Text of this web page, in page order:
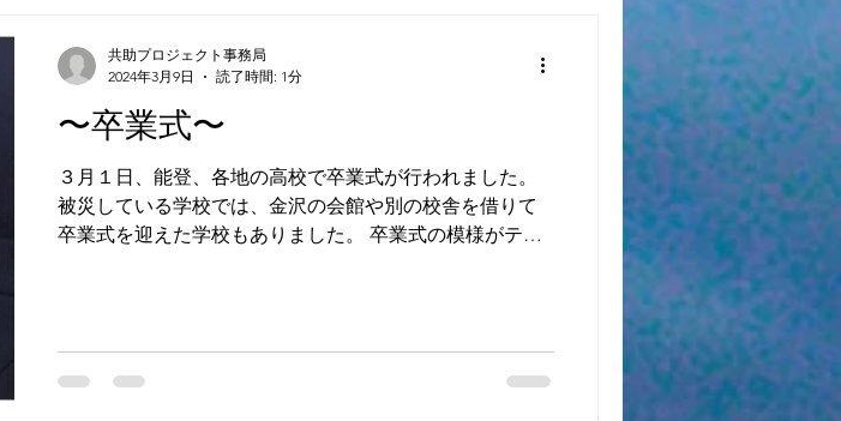
〜卒業式〜
３月１日、能登、各地の高校で卒業式が行われました。
被災している学校では、金沢の会館や別の校舎を借りて
卒業式を迎えた学校もありました。 卒業式の模様がテレ
共助プロジェクト事務局
2024年3月9日
読了時間: 1分